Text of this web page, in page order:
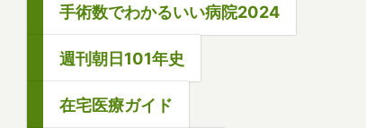
手術数でわかるいい病院2024
週刊朝日101年史
在宅医療ガイド